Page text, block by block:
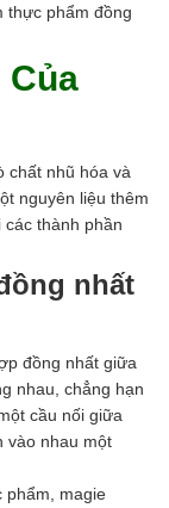
thực phẩm đồng
Của
chất nhũ hóa và
nguyên liệu thêm
thành phần
nhất
đồng nhất giữa
nhau, chẳng hạn
cầu nối giữa
vào nhau một
phẩm, magie